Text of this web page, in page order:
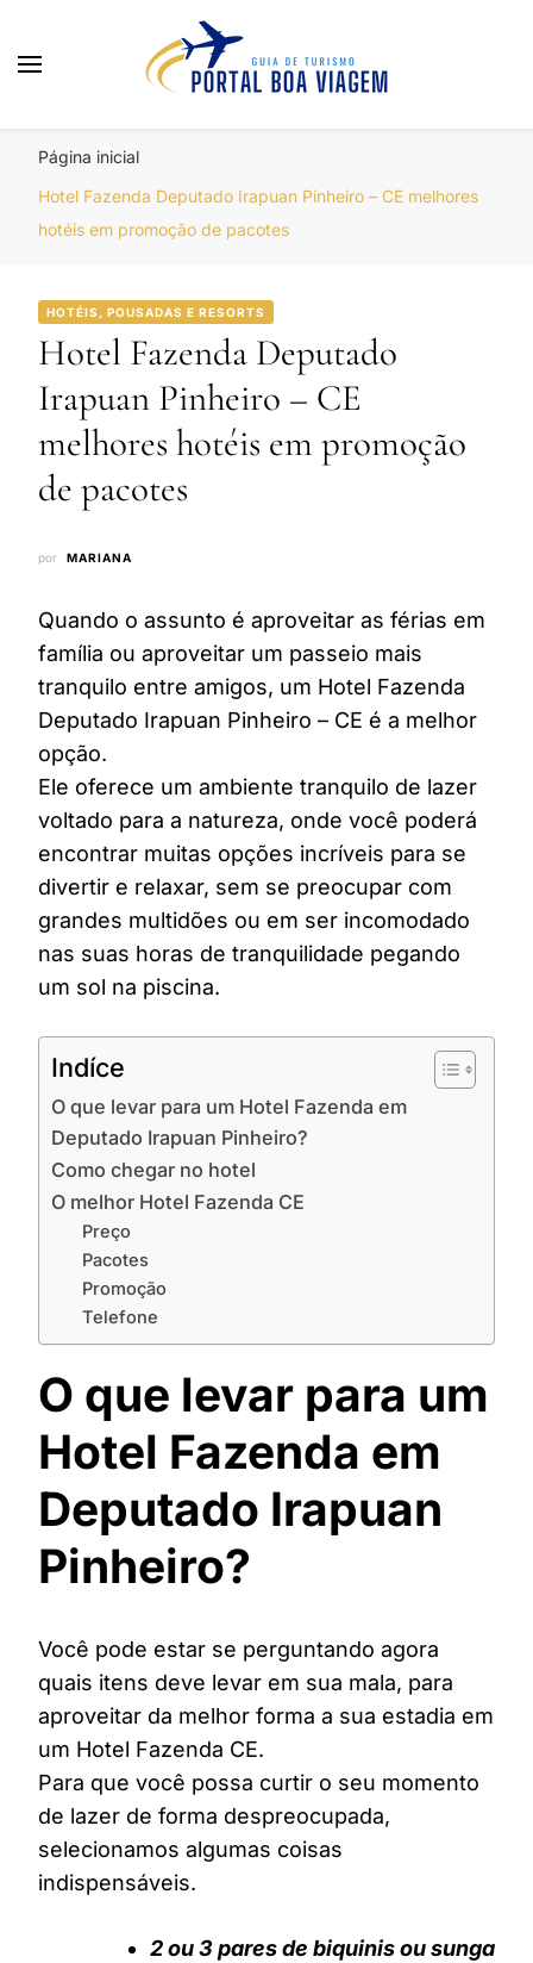
Página inicial
Hotel Fazenda Deputado Irapuan Pinheiro – CE melhores
hotéis em promoção de pacotes
HOTÉIS, POUSADAS E RESORTS
Hotel Fazenda Deputado
Irapuan Pinheiro – CE
melhores hotéis em promoção
de pacotes
por MARIANA
Quando o assunto é aproveitar as férias em
família ou aproveitar um passeio mais
tranquilo entre amigos, um Hotel Fazenda
Deputado Irapuan Pinheiro – CE é a melhor
opção.
Ele oferece um ambiente tranquilo de lazer
voltado para a natureza, onde você poderá
encontrar muitas opções incríveis para se
divertir e relaxar, sem se preocupar com
grandes multidões ou em ser incomodado
nas suas horas de tranquilidade pegando
um sol na piscina.
Indíce
O que levar para um Hotel Fazenda em
Deputado Irapuan Pinheiro?
Como chegar no hotel
O melhor Hotel Fazenda CE
Preço
Pacotes
Promoção
Telefone
O que levar para um
Hotel Fazenda em
Deputado Irapuan
Pinheiro?
Você pode estar se perguntando agora
quais itens deve levar em sua mala, para
aproveitar da melhor forma a sua estadia em
um Hotel Fazenda CE.
Para que você possa curtir o seu momento
de lazer de forma despreocupada,
selecionamos algumas coisas
indispensáveis.
2 ou 3 pares de biquinis ou sunga